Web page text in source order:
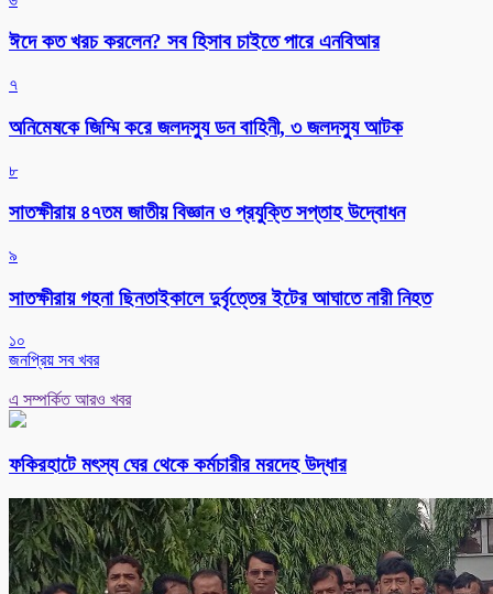
ঈদে কত খরচ করলেন? সব হিসাব চাইতে পারে এনবিআর
৭
অনিমেষকে জিম্মি করে জলদস্যু ডন বাহিনী, ৩ জলদস্যু আটক
৮
সাতক্ষীরায় ৪৭তম জাতীয় বিজ্ঞান ও প্রযুক্তি সপ্তাহ উদ্বোধন
৯
সাতক্ষীরায় গহনা ছিনতাইকালে দুর্বৃত্তের ইটের আঘাতে নারী নিহত
১০
জনপ্রিয় সব খবর
এ সম্পর্কিত আরও খবর
ফকিরহাটে মৎস্য ঘের থেকে কর্মচারীর মরদেহ উদ্ধার